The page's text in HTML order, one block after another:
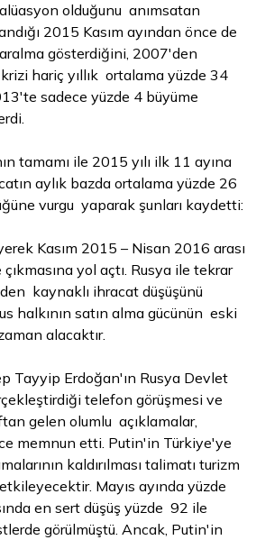
olduğunu anımsatan
2015 Kasım ayından önce de
gösterdiğini, 2007'den
hariç yıllık ortalama yüzde 34
sadece yüzde 4 büyüme
tamamı ile 2015 yılı ilk 11 ayına
aylık bazda ortalama yüzde 26
vurgu yaparak şunları kaydetti:
Kasım 2015 – Nisan 2016 arası
yol açtı. Rusya ile tekrar
kaynaklı ihracat düşüşünü
halkının satın alma gücünün eski
alacaktır.
Tayyip Erdoğan'ın Rusya Devlet
telefon görüşmesi ve
gelen olumlu açıklamalar,
memnun etti. Putin'in Türkiye'ye
kaldırılması talimatı turizm
Mayıs ayında yüzde
en sert düşüş yüzde 92 ile
görülmüştü. Ancak, Putin'in